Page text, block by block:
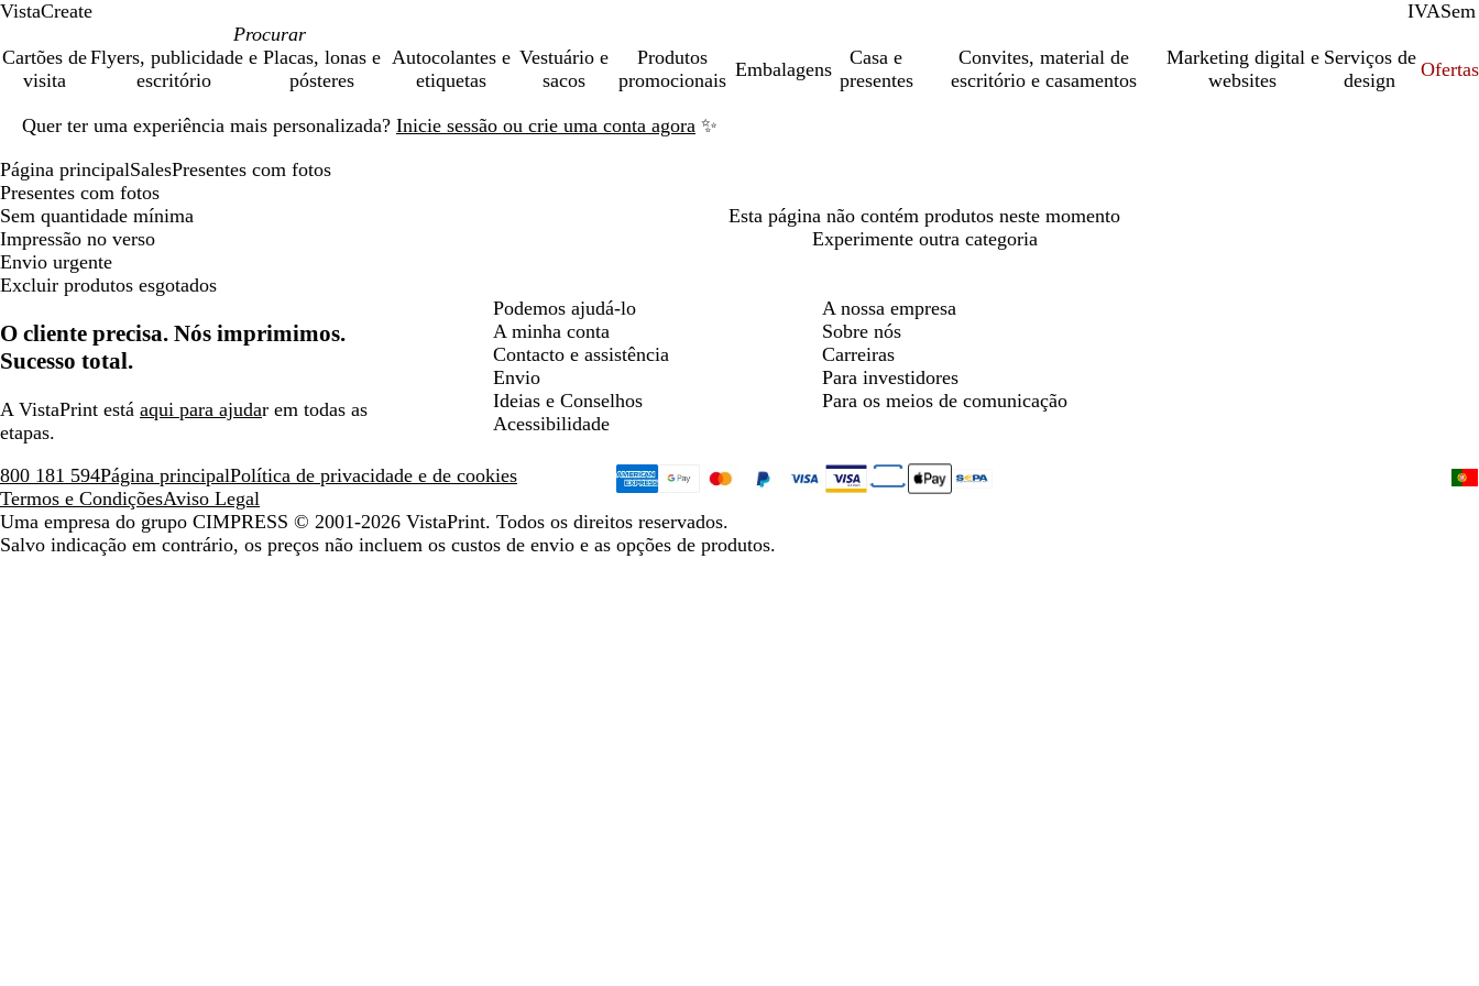
VistaCreate IVACom
Sem
Cartões de
visita
Flyers, publicidade e
escritório
Placas, lonas e
pósteres
Autocolantes e
etiquetas
Vestuário e
sacos
Produtos
promocionais
Embalagens
Casa e
presentes
Convites, material de
escritório e casamentos
Marketing digital e
websites
Serviços de
design
Ofertas
Quer ter uma experiência mais personalizada? Inicie sessão ou crie uma conta agora ✨
1
Página principalSalesPresentes com fotos
Presentes com fotos
Sem quantidade mínima
Impressão no verso
Envio urgente
Excluir produtos esgotados
Esta página não contém produtos neste momento
Experimente outra categoria
O cliente precisa. Nós imprimimos.
Sucesso total.
A VistaPrint está aqui para ajudar em todas as
etapas.
Podemos ajudá-lo
A minha conta
Contacto e assistência
Envio
Ideias e Conselhos
Acessibilidade
A nossa empresa
Sobre nós
Carreiras
Para investidores
Para os meios de comunicação
800 181 594Página principalPolítica de privacidade e de cookies
Termos e CondiçõesAviso Legal
Uma empresa do grupo CIMPRESS © 2001-2026 VistaPrint. Todos os direitos reservados.
Salvo indicação em contrário, os preços não incluem os custos de envio e as opções de produtos.